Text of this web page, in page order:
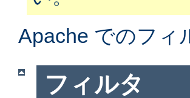
Apache でのフィ
フィルタ